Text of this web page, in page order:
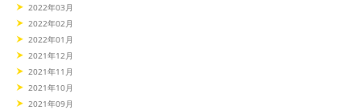
2022年03月
2022年02月
2022年01月
2021年12月
2021年11月
2021年10月
2021年09月